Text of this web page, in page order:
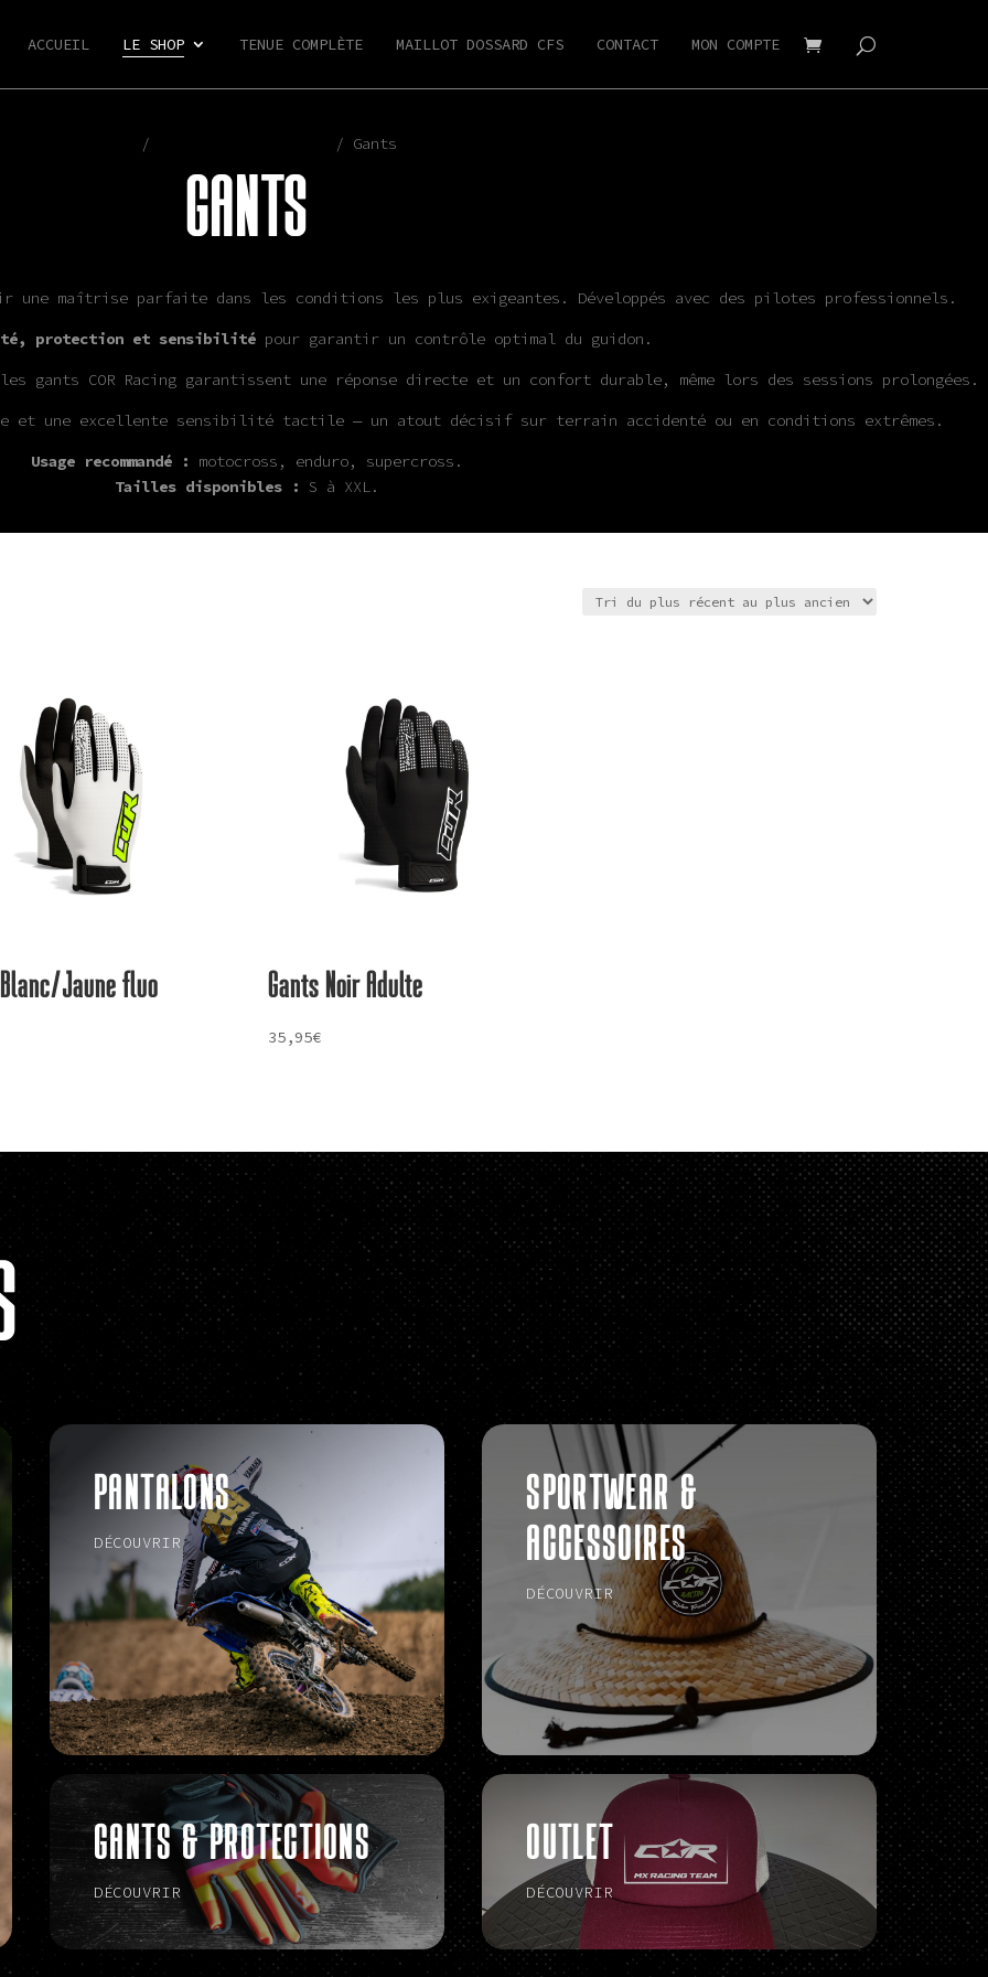
ACCUEIL LE SHOP TENUE COMPLÈTE MAILLOT DOSSARD CFS CONTACT MON COMPTE
/ / Gants
GANTS
maîtrise parfaite dans les conditions les plus exigeantes. Développés avec des pilotes professionnels.
protection et sensibilitépour garantir un contrôle optimal du guidon.
gants COR Racing garantissent une réponse directe et un confort durable, même lors des sessions prolongées.
et une excellente sensibilité tactile — un atout décisif sur terrain accidenté ou en conditions extrêmes.
Usage recommandé :
motocross, enduro, supercross.
Tailles disponibles :
S à XXL.
Jaune fluo
Gants Noir Adulte
35,95€
PANTALONS
DÉCOUVRIR
GANTS & PROTECTIONS
DÉCOUVRIR
SPORTWEAR &
ACCESSOIRES
DÉCOUVRIR
OUTLET
DÉCOUVRIR